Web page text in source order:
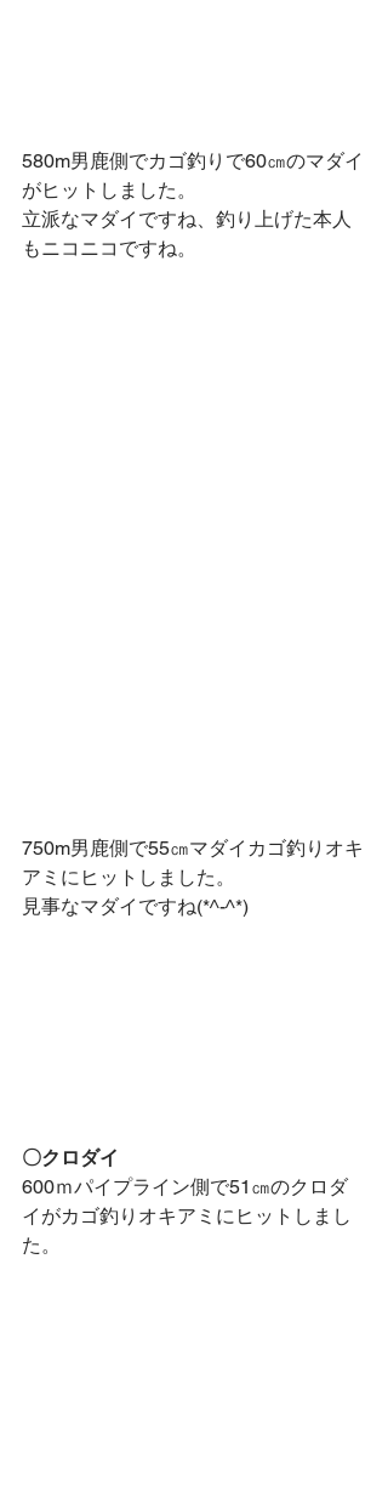
580m男鹿側でカゴ釣りで60㎝のマダイ
がヒットしました。
立派なマダイですね、釣り上げた本人
もニコニコですね。
750m男鹿側で55㎝マダイカゴ釣りオキ
アミにヒットしました。
見事なマダイですね(*^-^*)
〇クロダイ
600ｍパイプライン側で51㎝のクロダ
イがカゴ釣りオキアミにヒットしまし
た。